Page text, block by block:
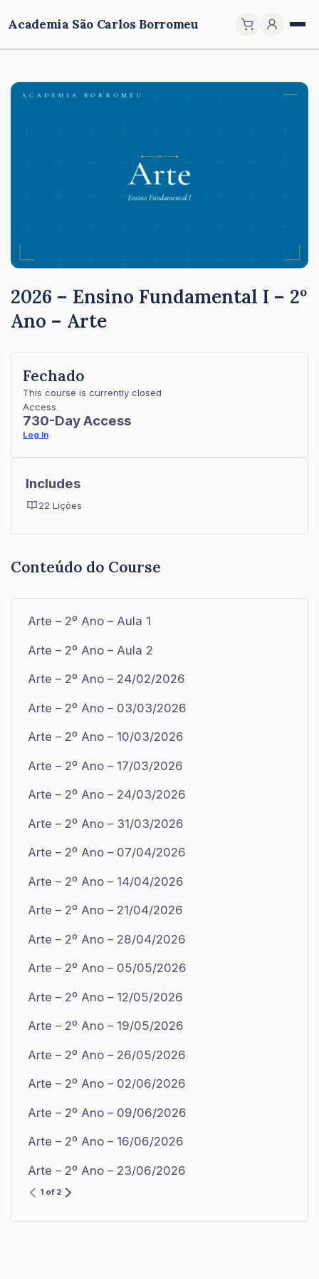
Academia São Carlos Borromeu
2026 – Ensino Fundamental I – 2º
Ano – Arte
Conteúdo do Course
Arte – 2º Ano – Aula 1
Arte – 2º Ano – Aula 2
Arte – 2º Ano – 24/02/2026
Arte – 2º Ano – 03/03/2026
Arte – 2º Ano – 10/03/2026
Arte – 2º Ano – 17/03/2026
Arte – 2º Ano – 24/03/2026
Arte – 2º Ano – 31/03/2026
Arte – 2º Ano – 07/04/2026
Arte – 2º Ano – 14/04/2026
Arte – 2º Ano – 21/04/2026
Arte – 2º Ano – 28/04/2026
Arte – 2º Ano – 05/05/2026
Arte – 2º Ano – 12/05/2026
Arte – 2º Ano – 19/05/2026
Arte – 2º Ano – 26/05/2026
Arte – 2º Ano – 02/06/2026
Arte – 2º Ano – 09/06/2026
Arte – 2º Ano – 16/06/2026
Arte – 2º Ano – 23/06/2026
1 of 2
Fechado
This course is currently closed
Access
730-Day Access
Log In
Includes
22 Lições